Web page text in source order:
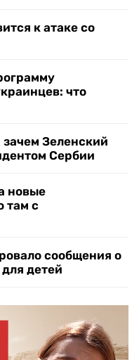
к атаке со
что
Зеленский
Сербии
новые
там с
сообщения о
детей